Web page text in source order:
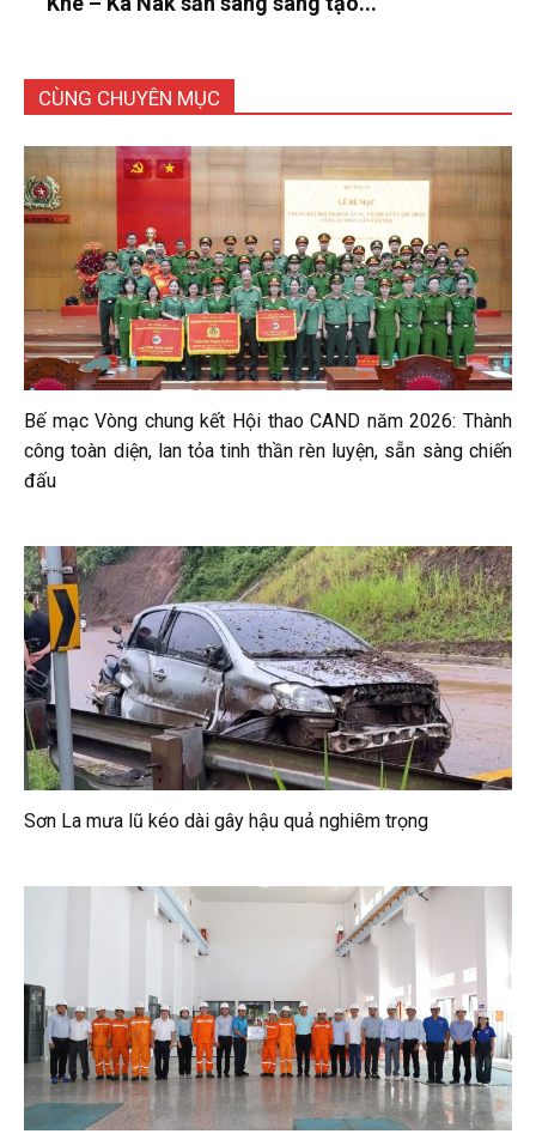
CÙNG CHUYÊN MỤC
Bế mạc Vòng chung kết Hội thao CAND năm 2026: Thành
công toàn diện, lan tỏa tinh thần rèn luyện, sẵn sàng chiến
đấu
Sơn La mưa lũ kéo dài gây hậu quả nghiêm trọng